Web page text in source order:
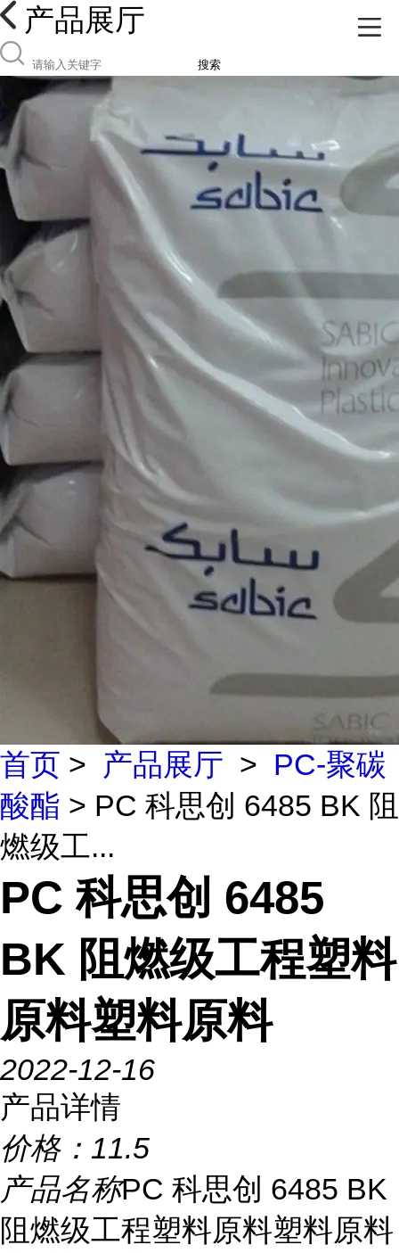
产品展厅
搜索
首页 > 产品展厅 > PC-聚碳
酸酯 > PC 科思创 6485 BK 阻
燃级工...
PC 科思创 6485
BK 阻燃级工程塑料
原料塑料原料
2022-12-16
产品详情
价格： 11.5
产品名称PC 科思创 6485 BK
阻燃级工程塑料原料塑料原料